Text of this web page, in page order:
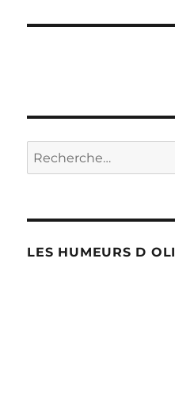
Recherche
pour :
LES HUMEURS D OLI